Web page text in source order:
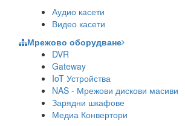
Аудио касети
Видео касети
Мрежово оборудване
DVR
Gateway
IoT Устройства
NAS - Мрежови дискови масиви
Зарядни шкафове
Медиа Конвертори